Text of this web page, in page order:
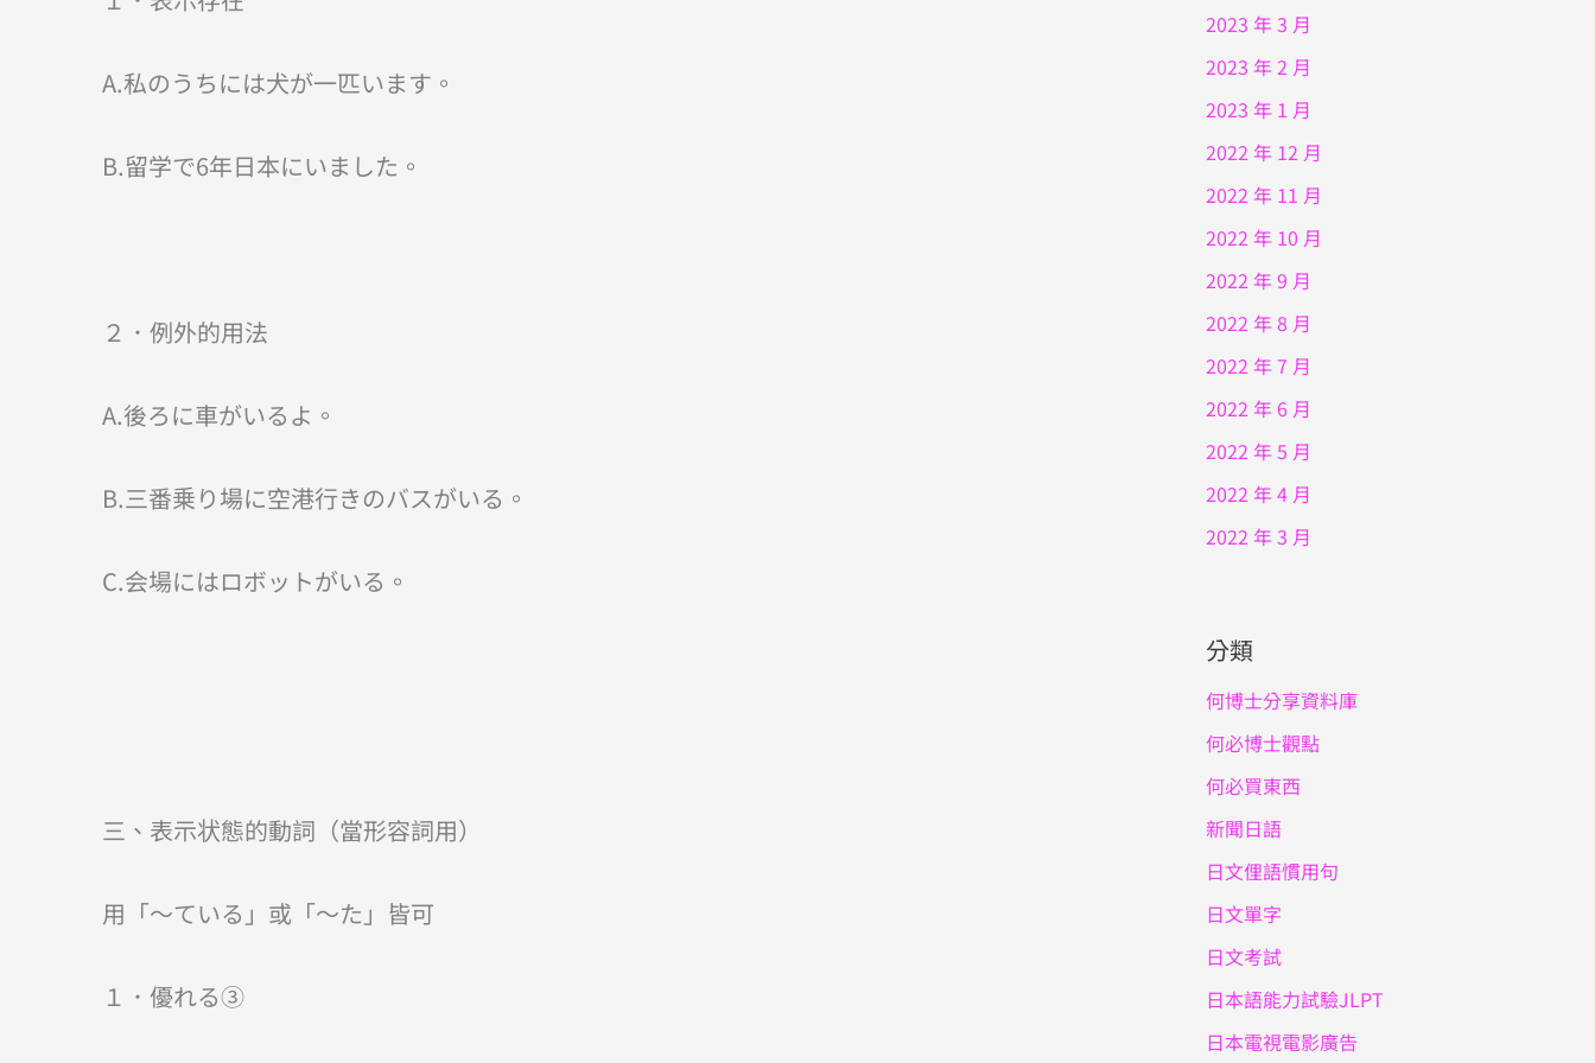
A.私のうちには犬が一匹います。
B.留学で6年日本にいました。
２．例外的用法
A.後ろに車がいるよ。
B.三番乗り場に空港行きのバスがいる。
C.会場にはロボットがいる。
三、表示状態的動詞（當形容詞用）
用「～ている」或「～た」皆可
１．優れる③
2023 年 3 月
2023 年 2 月
2023 年 1 月
2022 年 12 月
2022 年 11 月
2022 年 10 月
2022 年 9 月
2022 年 8 月
2022 年 7 月
2022 年 6 月
2022 年 5 月
2022 年 4 月
2022 年 3 月
分類
何博士分享資料庫
何必博士觀點
何必買東西
新聞日語
日文俚語慣用句
日文單字
日文考試
日本語能力試驗JLPT
日本電視電影廣告